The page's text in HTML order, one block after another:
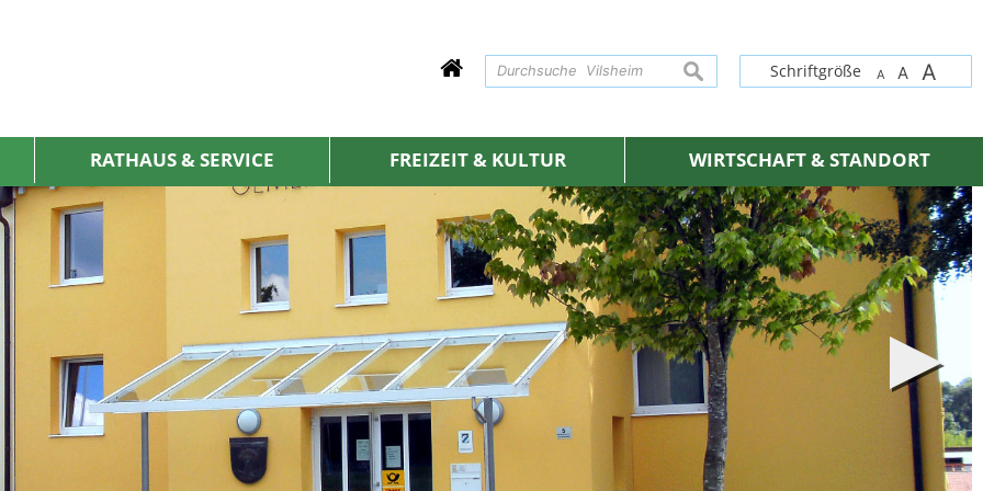
Schriftgröße A A A
suchen
RATHAUS & SERVICE FREIZEIT & KULTUR WIRTSCHAFT & STANDORT